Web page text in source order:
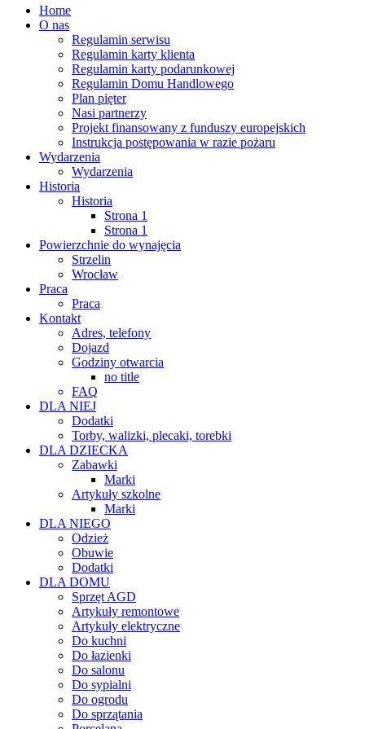
Home
O nas
Regulamin serwisu
Regulamin karty klienta
Regulamin karty podarunkowej
Regulamin Domu Handlowego
Plan pięter
Nasi partnerzy
Projekt finansowany z funduszy europejskich
Instrukcja postępowania w razie pożaru
Wydarzenia
Wydarzenia
Historia
Historia
Strona 1
Strona 1
Powierzchnie do wynajęcia
Strzelin
Wrocław
Praca
Praca
Kontakt
Adres, telefony
Dojazd
Godziny otwarcia
no title
FAQ
DLA NIEJ
Dodatki
Torby, walizki, plecaki, torebki
DLA DZIECKA
Zabawki
Marki
Artykuły szkolne
Marki
DLA NIEGO
Odzież
Obuwie
Dodatki
DLA DOMU
Sprzęt AGD
Artykuły remontowe
Artykuły elektryczne
Do kuchni
Do łazienki
Do salonu
Do sypialni
Do ogrodu
Do sprzątania